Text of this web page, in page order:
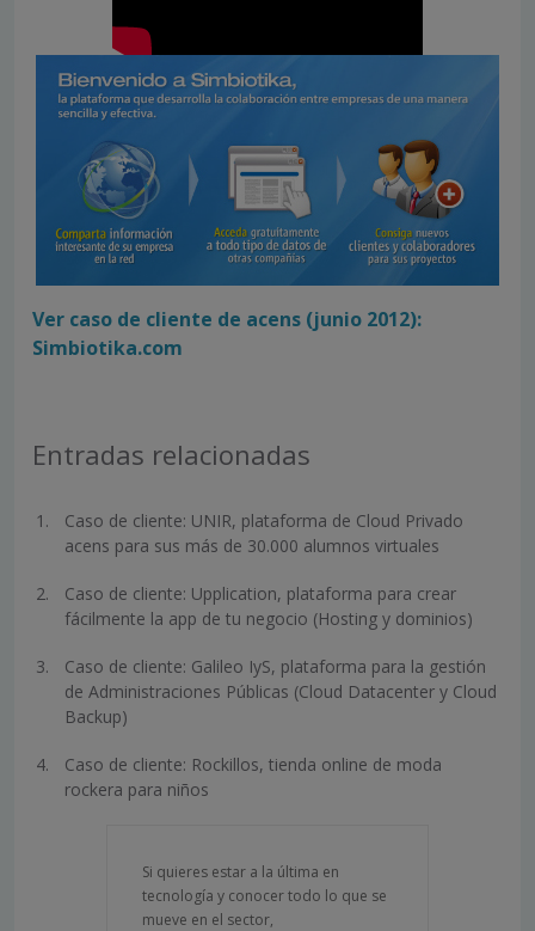
Ver caso de cliente de acens (junio 2012):
Simbiotika.com
Entradas relacionadas
Caso de cliente: UNIR, plataforma de Cloud Privado
acens para sus más de 30.000 alumnos virtuales
Caso de cliente: Upplication, plataforma para crear
fácilmente la app de tu negocio (Hosting y dominios)
Caso de cliente: Galileo IyS, plataforma para la gestión
de Administraciones Públicas (Cloud Datacenter y Cloud
Backup)
Caso de cliente: Rockillos, tienda online de moda
rockera para niños
Si quieres estar a la última en
tecnología y conocer todo lo que se
mueve en el sector,